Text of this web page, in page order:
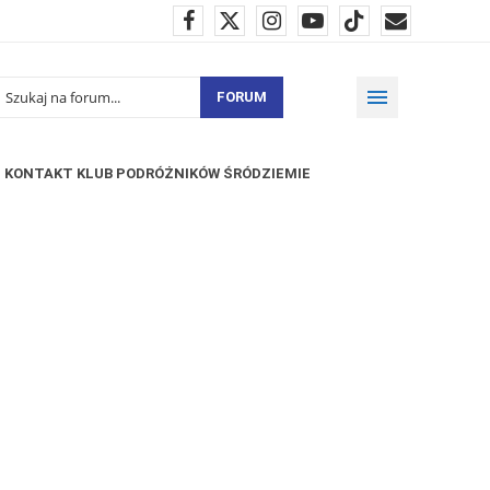
FORUM
KONTAKT KLUB PODRÓŻNIKÓW ŚRÓDZIEMIE